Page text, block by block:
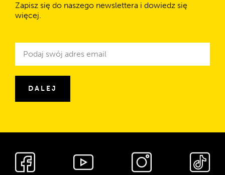
Zapisz się do naszego newslettera i dowiedz się
więcej.
Newsletter
DALEJ
Media
społecznościowe